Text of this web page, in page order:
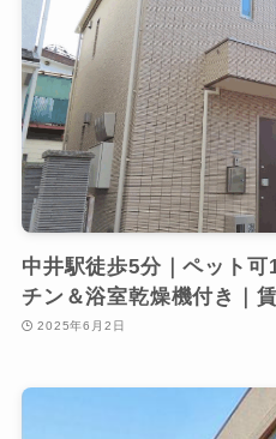
中井駅徒歩5分｜ペット
チン＆浴室乾燥機付き｜
2025年6月2日